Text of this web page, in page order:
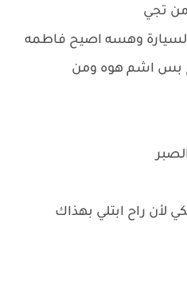
تجي
وهسه اصيح فاطمه
بس اشم هوه ومن
لأن راح ابتلي بهذاك